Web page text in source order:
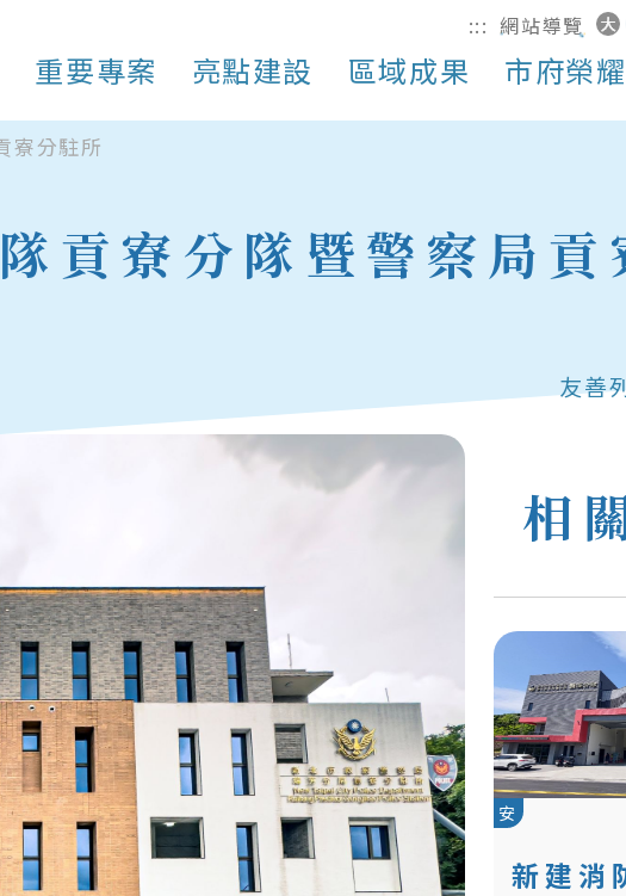
::: 網站導覽
重要專案 亮點建設 區域成果 市府榮耀
寮分駐所
貢寮分隊暨警察局貢
友善
相
安
新建消